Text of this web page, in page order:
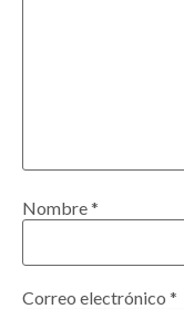
Nombre*
Correo electrónico *